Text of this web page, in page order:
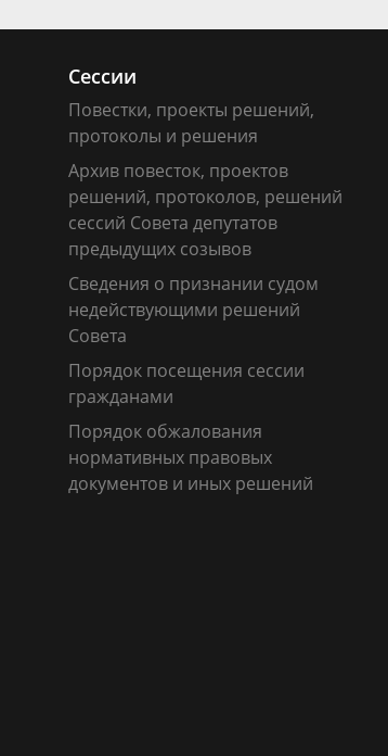
Сессии
Повестки, проекты решений,
протоколы и решения
Архив повесток, проектов
решений, протоколов, решений
сессий Совета депутатов
предыдущих созывов
Сведения о признании судом
недействующими решений
Совета
Порядок посещения сессии
гражданами
Порядок обжалования
нормативных правовых
документов и иных решений